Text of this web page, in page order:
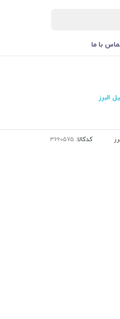
با ما
البرز
کدکالا: